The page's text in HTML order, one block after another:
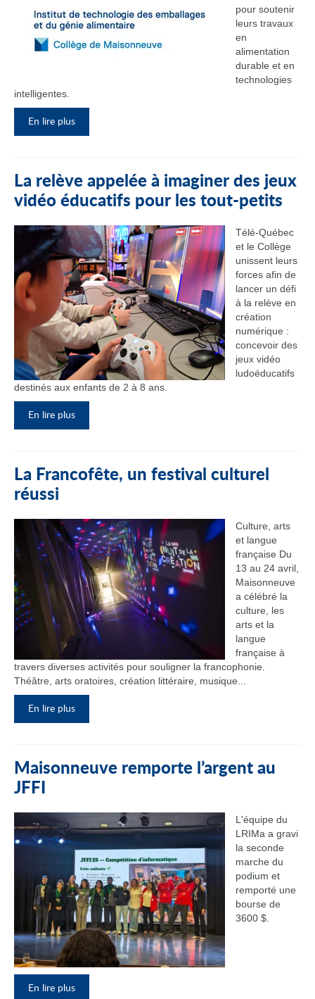
pour soutenir
leurs travaux
en
alimentation
durable et en
technologies
intelligentes.
En lire plus
La relève appelée à imaginer des jeux
vidéo éducatifs pour les tout-petits
Télé-Québec
et le Collège
unissent leurs
forces afin de
lancer un défi
à la relève en
création
numérique :
concevoir des
jeux vidéo
ludoéducatifs
destinés aux enfants de 2 à 8 ans.
En lire plus
La Francofête, un festival culturel
réussi
Culture, arts
et langue
française Du
13 au 24 avril,
Maisonneuve
a célébré la
culture, les
arts et la
langue
française à
travers diverses activités pour souligner la francophonie.
Théâtre, arts oratoires, création littéraire, musique...
En lire plus
Maisonneuve remporte l’argent au
JFFI
L'équipe du
LRIMa a gravi
la seconde
marche du
podium et
remporté une
bourse de
3600 $.
En lire plus